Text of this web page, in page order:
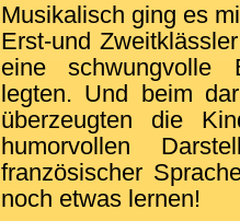
Musikalisch ging es
Erst-und
eine schwungvolle
legten. Und beim
überzeugten die
humorvollen
französischer
noch etwas lernen!